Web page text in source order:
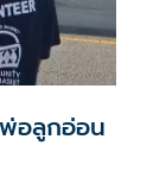
อลูกอ่อน